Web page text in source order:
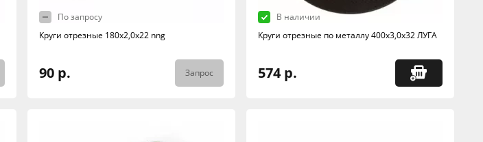
По запросу
Круги отрезные 180х2,0х22 nng
90 р. Запрос
В наличии
Круги отрезные по металлу 400х3,0х32 ЛУГА
574 р.